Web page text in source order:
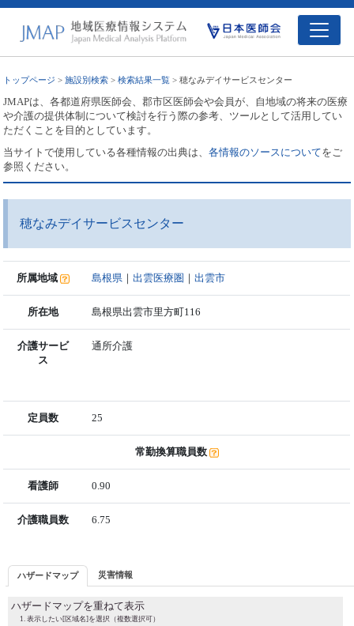
トップページ >施設別検索 >検索結果一覧 > 穂なみデイサービスセンター
JMAPは、各都道府県医師会、郡市区医師会や会員が、自地域の将来の医療
や介護の提供体制について検討を行う際の参考、ツールとして活用してい
ただくことを目的としています。
当サイトで使用している各種情報の出典は、各情報のソースについてをご
参照ください。
穂なみデイサービスセンター
所属地域 島根県 ｜出雲医療圏 ｜出雲市
所在地 島根県出雲市里方町116
介護サービ
ス
通所介護
定員数 25
常勤換算職員数
看護師 0.90
介護職員数 6.75
ハザードマップ 災害情報
ハザードマップを重ねて表示
表示したい[区域名]を選択（複数選択可）